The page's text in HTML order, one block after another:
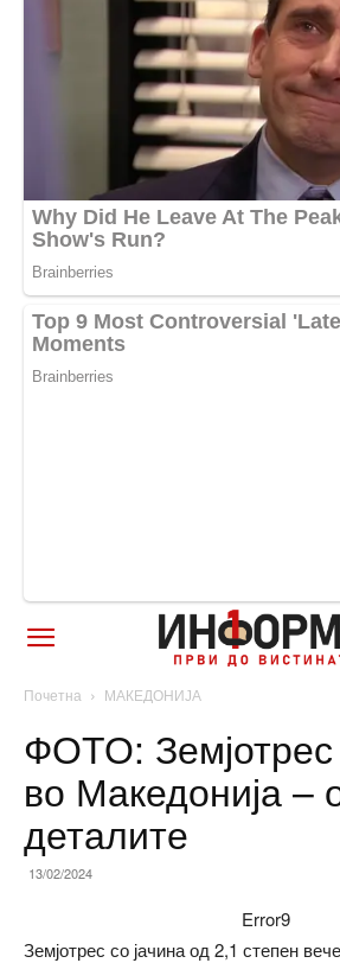
Почетна МАКЕДОНИЈА
ФОТО:
во Македонија –
деталите
13/02/2024
Error9
Земјотрес со јачина од 2,1 степен